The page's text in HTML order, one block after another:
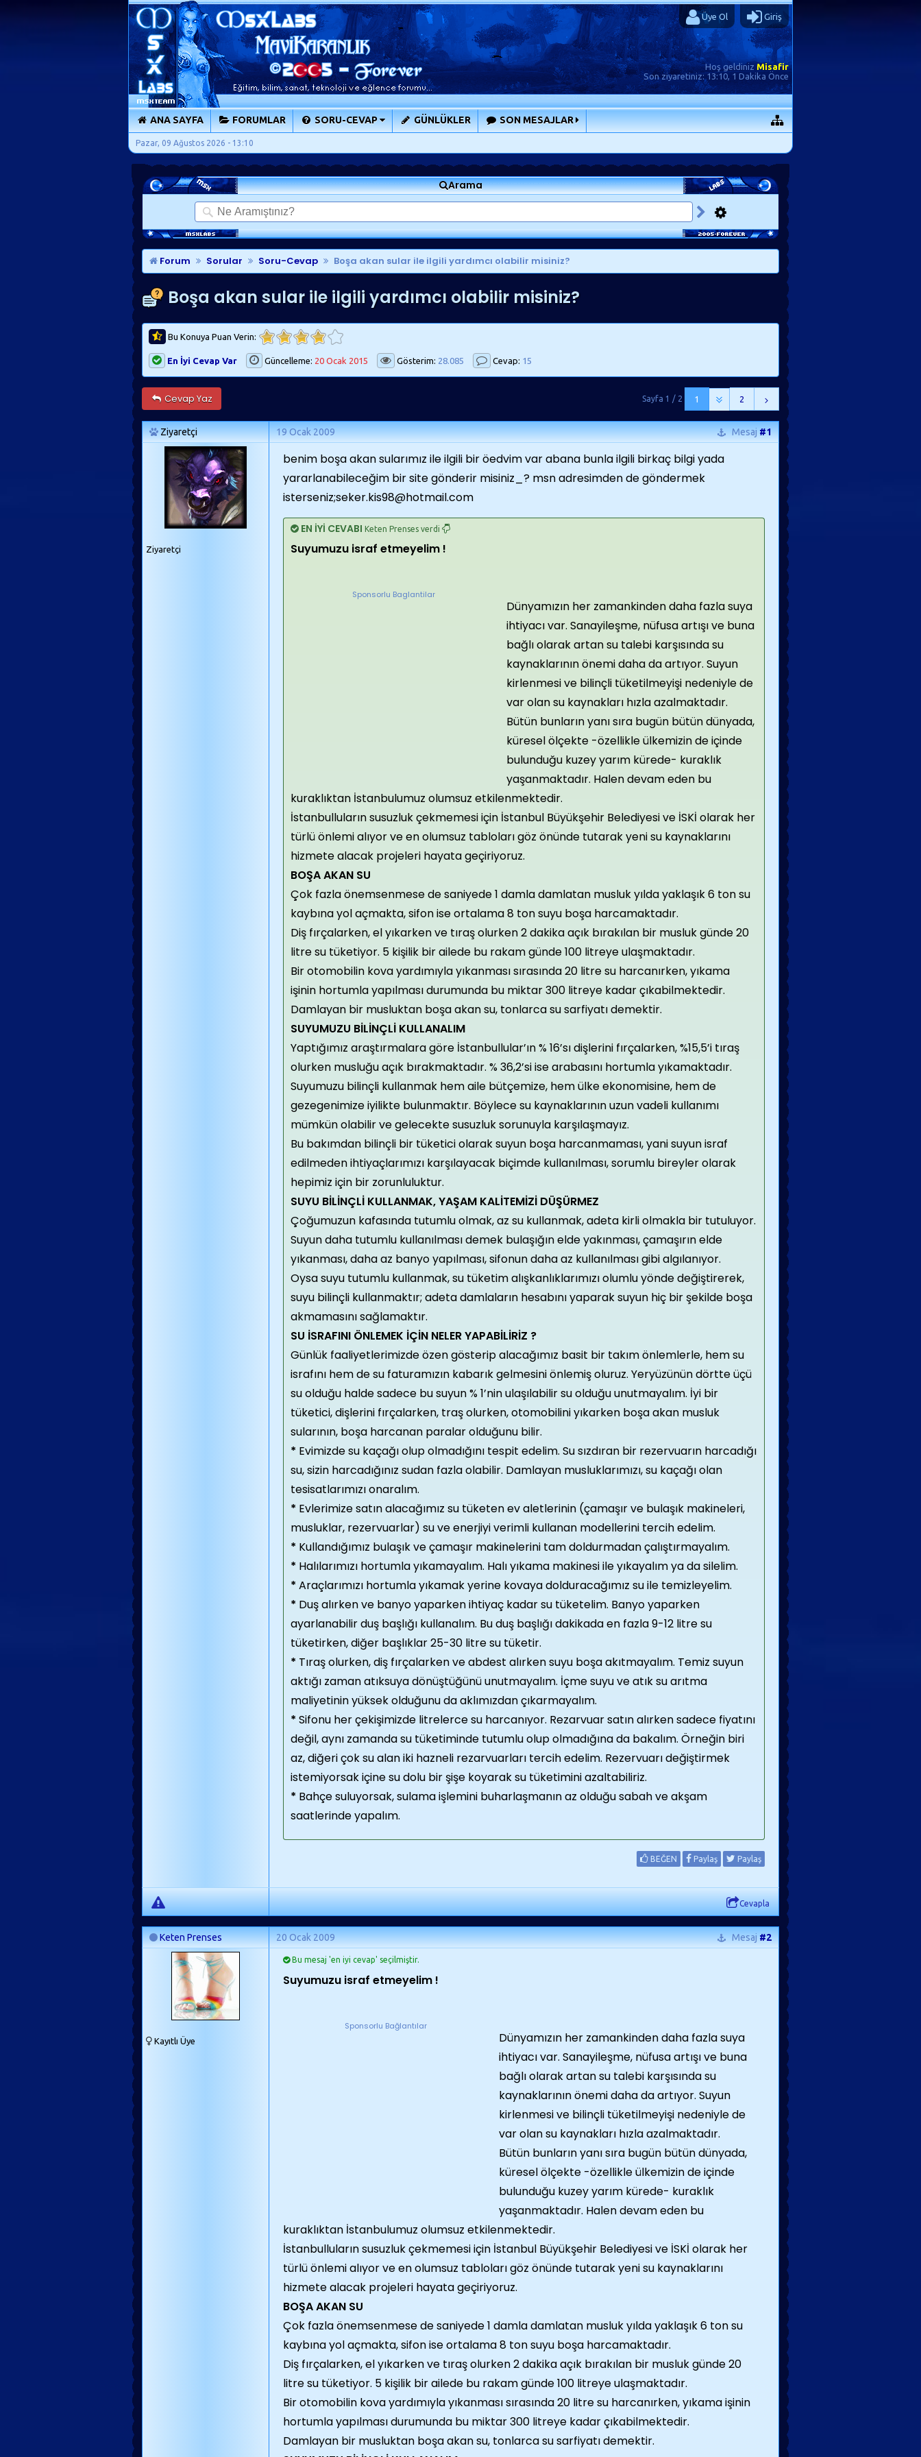
Üye Ol Giriş
Hoş geldiniz Misafir
Son ziyaretiniz:13:10, 1 Dakika Önce
ANA SAYFA FORUMLAR SORU-CEVAP GÜNLÜKLER SON MESAJLAR
Pazar, 09 Ağustos 2026 - 13:10
Arama
Forum Sorular Soru-Cevap Boşa akan sular ile ilgili yardımcı olabilir misiniz?
Boşa akan sular ile ilgili yardımcı olabilir misiniz?
Bu Konuya Puan Verin:
En İyi Cevap Var Güncelleme: 20 Ocak 2015 Gösterim: 28.085 Cevap: 15
Cevap Yaz 1 2
Sayfa 1 / 2
Ziyaretçi 19 Ocak 2009 Mesaj#1
Ziyaretçi
benim boşa akan sularımız ile ilgili bir öedvim var abana bunla ilgili birkaç bilgi yada
yararlanabileceğim bir site gönderir misiniz_? msn adresimden de göndermek
isterseniz;seker.kis98@hotmail.com
EN İYİ CEVABI Keten Prenses verdi
Suyumuzu israf etmeyelim !
Sponsorlu Baglantilar
Dünyamızın her zamankinden daha fazla suya
ihtiyacı var. Sanayileşme, nüfusa artışı ve buna
bağlı olarak artan su talebi karşısında su
kaynaklarının önemi daha da artıyor. Suyun
kirlenmesi ve bilinçli tüketilmeyişi nedeniyle de
var olan su kaynakları hızla azalmaktadır.
Bütün bunların yanı sıra bugün bütün dünyada,
küresel ölçekte -özellikle ülkemizin de içinde
bulunduğu kuzey yarım kürede- kuraklık
yaşanmaktadır. Halen devam eden bu
kuraklıktan İstanbulumuz olumsuz etkilenmektedir.
İstanbulluların susuzluk çekmemesi için İstanbul Büyükşehir Belediyesi ve İSKİ olarak her
türlü önlemi alıyor ve en olumsuz tabloları göz önünde tutarak yeni su kaynaklarını
hizmete alacak projeleri hayata geçiriyoruz.
BOŞA AKAN SU
Çok fazla önemsenmese de saniyede 1 damla damlatan musluk yılda yaklaşık 6 ton su
kaybına yol açmakta, sifon ise ortalama 8 ton suyu boşa harcamaktadır.
Diş fırçalarken, el yıkarken ve tıraş olurken 2 dakika açık bırakılan bir musluk günde 20
litre su tüketiyor. 5 kişilik bir ailede bu rakam günde 100 litreye ulaşmaktadır.
Bir otomobilin kova yardımıyla yıkanması sırasında 20 litre su harcanırken, yıkama
işinin hortumla yapılması durumunda bu miktar 300 litreye kadar çıkabilmektedir.
Damlayan bir musluktan boşa akan su, tonlarca su sarfiyatı demektir.
SUYUMUZU BİLİNÇLİ KULLANALIM
Yaptığımız araştırmalara göre İstanbullular’ın % 16’sı dişlerini fırçalarken, %15,5’i tıraş
olurken musluğu açık bırakmaktadır. % 36,2’si ise arabasını hortumla yıkamaktadır.
Suyumuzu bilinçli kullanmak hem aile bütçemize, hem ülke ekonomisine, hem de
gezegenimize iyilikte bulunmaktır. Böylece su kaynaklarının uzun vadeli kullanımı
mümkün olabilir ve gelecekte susuzluk sorunuyla karşılaşmayız.
Bu bakımdan bilinçli bir tüketici olarak suyun boşa harcanmaması, yani suyun israf
edilmeden ihtiyaçlarımızı karşılayacak biçimde kullanılması, sorumlu bireyler olarak
hepimiz için bir zorunluluktur.
SUYU BİLİNÇLİ KULLANMAK, YAŞAM KALİTEMİZİ DÜŞÜRMEZ
Çoğumuzun kafasında tutumlu olmak, az su kullanmak, adeta kirli olmakla bir tutuluyor.
Suyun daha tutumlu kullanılması demek bulaşığın elde yakınması, çamaşırın elde
yıkanması, daha az banyo yapılması, sifonun daha az kullanılması gibi algılanıyor.
Oysa suyu tutumlu kullanmak, su tüketim alışkanlıklarımızı olumlu yönde değiştirerek,
suyu bilinçli kullanmaktır; adeta damlaların hesabını yaparak suyun hiç bir şekilde boşa
akmamasını sağlamaktır.
SU İSRAFINI ÖNLEMEK İÇİN NELER YAPABİLİRİZ ?
Günlük faaliyetlerimizde özen gösterip alacağımız basit bir takım önlemlerle, hem su
israfını hem de su faturamızın kabarık gelmesini önlemiş oluruz. Yeryüzünün dörtte üçü
su olduğu halde sadece bu suyun % 1’nin ulaşılabilir su olduğu unutmayalım. İyi bir
tüketici, dişlerini fırçalarken, traş olurken, otomobilini yıkarken boşa akan musluk
sularının, boşa harcanan paralar olduğunu bilir.
* Evimizde su kaçağı olup olmadığını tespit edelim. Su sızdıran bir rezervuarın harcadığı
su, sizin harcadığınız sudan fazla olabilir. Damlayan musluklarımızı, su kaçağı olan
tesisatlarımızı onaralım.
* Evlerimize satın alacağımız su tüketen ev aletlerinin (çamaşır ve bulaşık makineleri,
musluklar, rezervuarlar) su ve enerjiyi verimli kullanan modellerini tercih edelim.
* Kullandığımız bulaşık ve çamaşır makinelerini tam doldurmadan çalıştırmayalım.
* Halılarımızı hortumla yıkamayalım. Halı yıkama makinesi ile yıkayalım ya da silelim.
* Araçlarımızı hortumla yıkamak yerine kovaya dolduracağımız su ile temizleyelim.
* Duş alırken ve banyo yaparken ihtiyaç kadar su tüketelim. Banyo yaparken
ayarlanabilir duş başlığı kullanalım. Bu duş başlığı dakikada en fazla 9-12 litre su
tüketirken, diğer başlıklar 25-30 litre su tüketir.
* Tıraş olurken, diş fırçalarken ve abdest alırken suyu boşa akıtmayalım. Temiz suyun
aktığı zaman atıksuya dönüştüğünü unutmayalım. İçme suyu ve atık su arıtma
maliyetinin yüksek olduğunu da aklımızdan çıkarmayalım.
* Sifonu her çekişimizde litrelerce su harcanıyor. Rezarvuar satın alırken sadece fiyatını
değil, aynı zamanda su tüketiminde tutumlu olup olmadığına da bakalım. Örneğin biri
az, diğeri çok su alan iki hazneli rezarvuarları tercih edelim. Rezervuarı değiştirmek
istemiyorsak içine su dolu bir şişe koyarak su tüketimini azaltabiliriz.
* Bahçe suluyorsak, sulama işlemini buharlaşmanın az olduğu sabah ve akşam
saatlerinde yapalım.
BEĞEN Paylaş Paylaş
Cevapla
Keten Prenses 20 Ocak 2009 Mesaj#2
Kayıtlı Üye
Bu mesaj 'en iyi cevap' seçilmiştir.
Suyumuzu israf etmeyelim !
Sponsorlu Bağlantılar
Dünyamızın her zamankinden daha fazla suya
ihtiyacı var. Sanayileşme, nüfusa artışı ve buna
bağlı olarak artan su talebi karşısında su
kaynaklarının önemi daha da artıyor. Suyun
kirlenmesi ve bilinçli tüketilmeyişi nedeniyle de
var olan su kaynakları hızla azalmaktadır.
Bütün bunların yanı sıra bugün bütün dünyada,
küresel ölçekte -özellikle ülkemizin de içinde
bulunduğu kuzey yarım kürede- kuraklık
yaşanmaktadır. Halen devam eden bu
kuraklıktan İstanbulumuz olumsuz etkilenmektedir.
İstanbulluların susuzluk çekmemesi için İstanbul Büyükşehir Belediyesi ve İSKİ olarak her
türlü önlemi alıyor ve en olumsuz tabloları göz önünde tutarak yeni su kaynaklarını
hizmete alacak projeleri hayata geçiriyoruz.
BOŞA AKAN SU
Çok fazla önemsenmese de saniyede 1 damla damlatan musluk yılda yaklaşık 6 ton su
kaybına yol açmakta, sifon ise ortalama 8 ton suyu boşa harcamaktadır.
Diş fırçalarken, el yıkarken ve tıraş olurken 2 dakika açık bırakılan bir musluk günde 20
litre su tüketiyor. 5 kişilik bir ailede bu rakam günde 100 litreye ulaşmaktadır.
Bir otomobilin kova yardımıyla yıkanması sırasında 20 litre su harcanırken, yıkama işinin
hortumla yapılması durumunda bu miktar 300 litreye kadar çıkabilmektedir.
Damlayan bir musluktan boşa akan su, tonlarca su sarfiyatı demektir.